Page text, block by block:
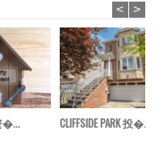
�... CLIFFSIDE PARK 投�...
< >